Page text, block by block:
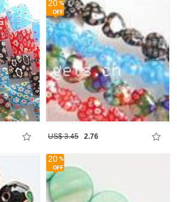
20
US$ 3.45 2.76
20